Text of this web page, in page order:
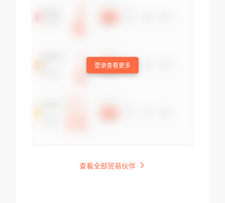
登录查看更多
查看全部贸易伙伴